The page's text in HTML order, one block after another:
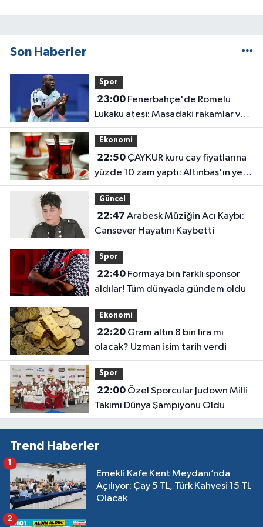
Son Haberler
Spor
23:00Fenerbahçe'de Romelu
Lukaku ateşi: Masadaki rakamlar ve
transferin detayları belli oldu
Ekonomi
22:50ÇAYKUR kuru çay fiyatlarına
yüzde 10 zam yaptı: Altınbaş'ın yeni
fiyatı belli oldu
Güncel
22:47
Cansever Hayatını Kaybetti
Spor
22:40Formaya bin farklı sponsor
aldılar! Tüm dünyada gündem oldu
Ekonomi
22:20Gram altın 8 bin lira mı
olacak? Uzman isim tarih verdi
Spor
22:00Özel Sporcular Judown Milli
Takımı Dünya Şampiyonu Oldu
Trend Haberler
Emekli Kafe Kent Meydanı’nda
Açılıyor: Çay 5 TL, Türk Kahvesi 15 TL
Olacak
1
2